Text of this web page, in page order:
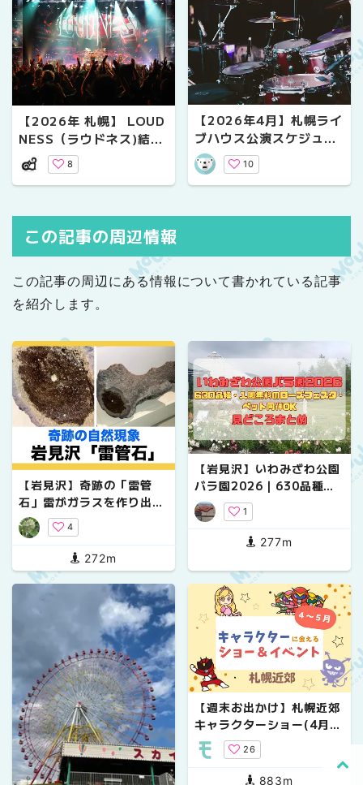
【2026年 札幌】 LOUD
NESS（ラウドネス)結成
45周年記念ライブ Zepp
Sapporo公演レポート
8
【2026年4月】札幌ライ
ブハウス公演スケジュー
ル｜気になるライブ情報
10
この記事の周辺情報
この記事の周辺にある情報について書かれている記事
を紹介します。
【岩見沢】奇跡の「雷管
石」雷がガラスを作り出
す⁈
4
272m
【岩見沢】いわみざわ公園
バラ園2026｜630品種・
入園無料のローズフェス
タ・ペット同伴OKの見ど
ころまとめ
1
277m
【週末お出かけ】札幌近郊
キャラクターショー(4月～
5月)
26
883m